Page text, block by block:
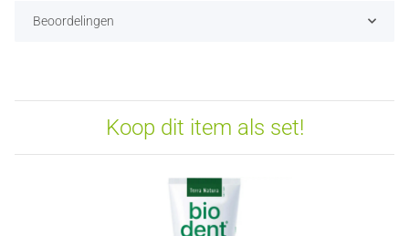
Beoordelingen
Koop dit item als set!